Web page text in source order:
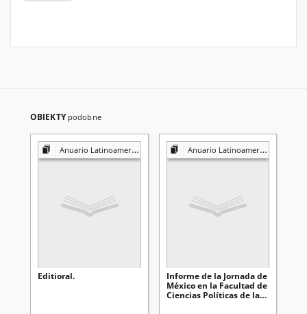
OBIEKTY podobne
Anuario Latinoamericano
Editioral.
Anuario Latinoamericano
Informe de la Jornada de
México en la Facultad de
Ciencias Políticas de la